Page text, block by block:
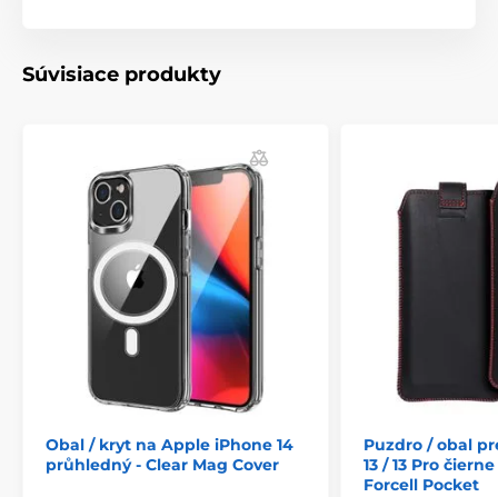
Súvisiace produkty
Obal / kryt na Apple iPhone 14
průhledný - Clear Mag Cover
Puzdro / obal
13 / 13 Pro
Forcell Pocket